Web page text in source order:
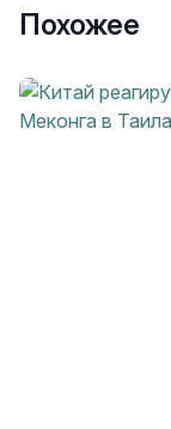
Похожее